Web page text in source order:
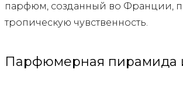
парфюм, созданный во Франции,
тропическую чувственность.
Парфюмерная пирамида